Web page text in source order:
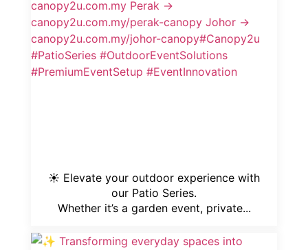
☀️ Elevate your outdoor experience with
our Patio Series.
Whether it’s a garden event, private...